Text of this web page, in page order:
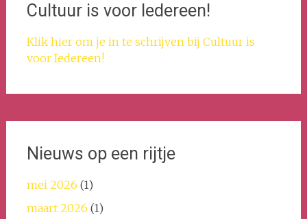
Cultuur is voor Iedereen!
Klik hier om je in te schrijven bij Cultuur is
voor Iedereen!
Nieuws op een rijtje
mei 2026 (1)
maart 2026 (1)